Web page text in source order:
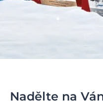
Nadělte na